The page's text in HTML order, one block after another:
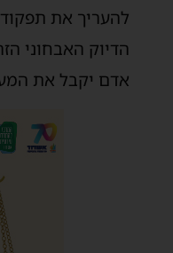
להעריך את
הדיוק האבחוני
אדם יקבל את